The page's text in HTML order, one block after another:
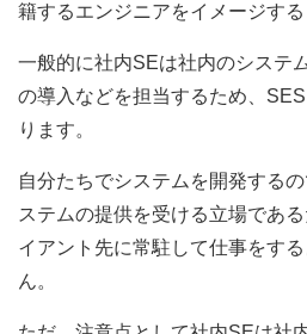
籍するエンジニアをイメージする
一般的に社内SEは社内のシステ
の導入などを担当するため、
ります。
自分たちでシステムを開発する
ステムの提供を受ける立場であ
イアント先に常駐して仕事をす
ん。